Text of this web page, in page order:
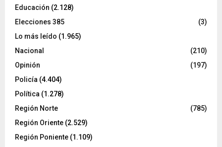
Educación (2.128)
Elecciones 385
(3)
Lo más leído (1.965)
Nacional
(210)
Opinión
(197)
Policía (4.404)
Política (1.278)
Región Norte
(785)
Región Oriente (2.529)
Región Poniente (1.109)